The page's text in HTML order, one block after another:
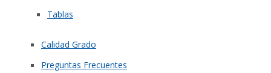
Tablas
Calidad Grado
Preguntas Frecuentes